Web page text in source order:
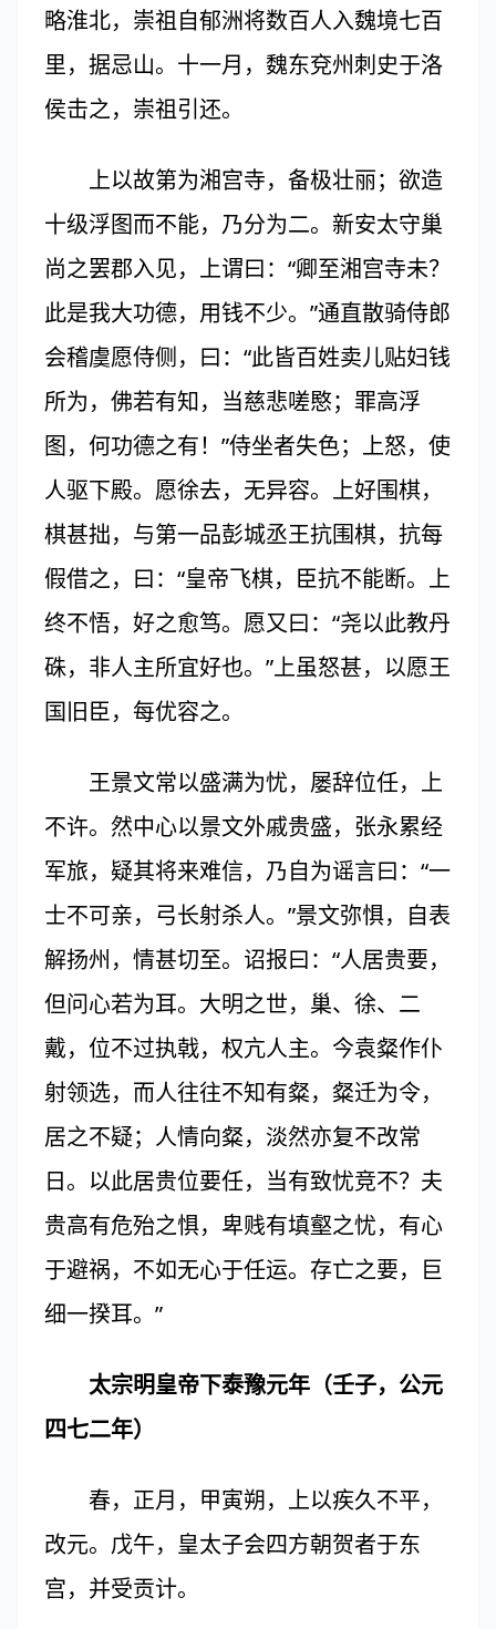
略淮北，崇祖自郁洲将数百人入魏境七百
里，据忌山。十一月，魏东兗州刺史于洛
侯击之，崇祖引还。
上以故第为湘宫寺，备极壮丽；欲造
十级浮图而不能，乃分为二。新安太守巢
尚之罢郡入见，上谓曰：“卿至湘宫寺未？
此是我大功德，用钱不少。”通直散骑侍郎
会稽虞愿侍侧，曰：“此皆百姓卖儿贴妇钱
所为，佛若有知，当慈悲嗟愍；罪高浮
图，何功德之有！”侍坐者失色；上怒，使
人驱下殿。愿徐去，无异容。上好围棋，
棋甚拙，与第一品彭城丞王抗围棋，抗每
假借之，曰：“皇帝飞棋，臣抗不能断。上
终不悟，好之愈笃。愿又曰：“尧以此教丹
硃，非人主所宜好也。”上虽怒甚，以愿王
国旧臣，每优容之。
王景文常以盛满为忧，屡辞位任，上
不许。然中心以景文外戚贵盛，张永累经
军旅，疑其将来难信，乃自为谣言曰：“一
士不可亲，弓长射杀人。”景文弥惧，自表
解扬州，情甚切至。诏报曰：“人居贵要，
但问心若为耳。大明之世，巢、徐、二
戴，位不过执戟，权亢人主。今袁粲作仆
射领选，而人往往不知有粲，粲迁为令，
居之不疑；人情向粲，淡然亦复不改常
日。以此居贵位要任，当有致忧竞不？夫
贵高有危殆之惧，卑贱有填壑之忧，有心
于避祸，不如无心于任运。存亡之要，巨
细一揆耳。”
太宗明皇帝下泰豫元年（壬子，公元
四七二年）
春，正月，甲寅朔，上以疾久不平，
改元。戊午，皇太子会四方朝贺者于东
宫，并受贡计。